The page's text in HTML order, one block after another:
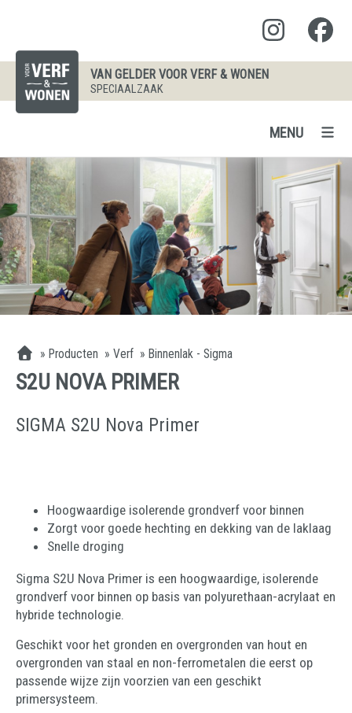
VAN GELDER VOOR VERF & WONEN
SPECIAALZAAK
MENU
» Producten »Verf » Binnenlak - Sigma
S2U NOVA PRIMER
SIGMA S2U Nova Primer
Hoogwaardige isolerende grondverf voor binnen
Zorgt voor goede hechting en dekking van de laklaag
Snelle droging
Sigma S2U Nova Primer is een hoogwaardige, isolerende
grondverf voor binnen op basis van polyurethaan-acrylaat en
hybride technologie.
Geschikt voor het gronden en overgronden van hout en
overgronden van staal en non-ferrometalen die eerst op
passende wijze zijn voorzien van een geschikt
primersysteem.